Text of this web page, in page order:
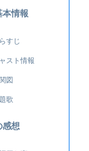
本情報
すじ
スト情報
図
歌
感想